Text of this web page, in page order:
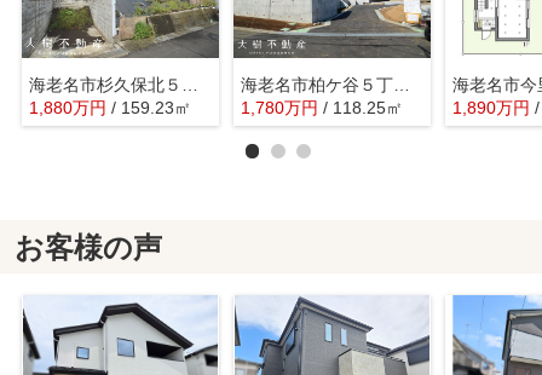
1,880万円 / 159.23㎡
海老名市柏ケ谷５丁目 売地 全7区画
1,780万円 / 118.25㎡ 1,890万円
お客様の声